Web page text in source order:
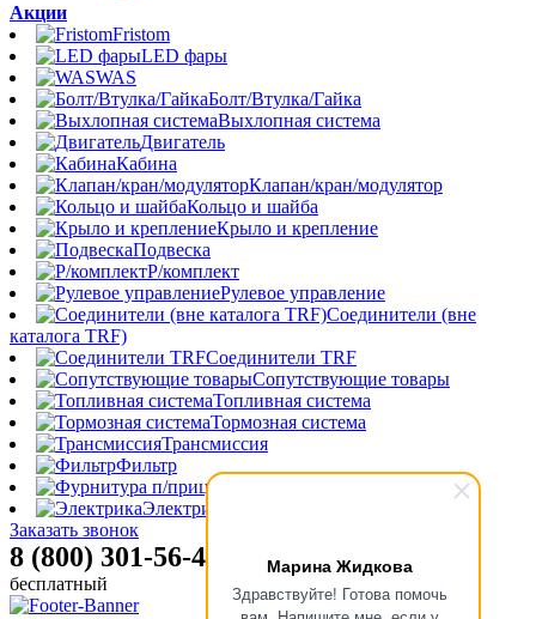
Марина Жидкова
Здравствуйте! Готова помочь
Акции
Fristom
LED фары
WAS
Болт/Втулка/Гайка
Выхлопная система
Двигатель
Кабина
Клапан/кран/модулятор
Кольцо и шайба
Крыло и крепление
Подвеска
Р/комплект
Рулевое управление
Соединители (вне
каталога TRF)
Соединители TRF
Сопутствующие товары
Топливная система
Тормозная система
Трансмиссия
Фильтр
Электрика
Заказать звонок
8 (800) 301-56-47
бесплатный